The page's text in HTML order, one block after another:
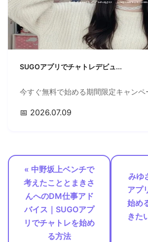
SUGOアプリでチャトレデビュ...
今すぐ無料で始める期間限定キャンペ
📅 2026.07.09
« 中野坂上ベンチで
考えたこととまきさ
んへのDM仕事アド
バイス｜SUGOアプ
リでチャトレを始め
る方法
みゆ
アプ
始め
きた